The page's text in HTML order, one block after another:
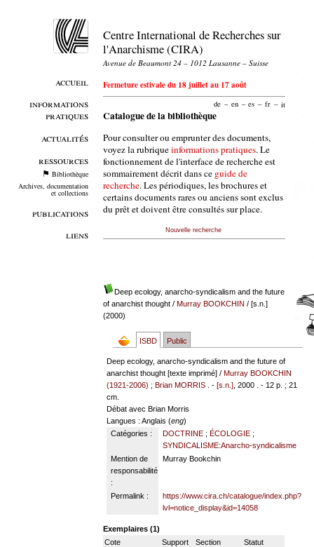
accueil
informations
pratiques
actualités
ressources
Bibliothèque
Archives, documentation
et collections
publications
liens
Centre International de Recherches sur
l'Anarchisme (CIRA)
Avenue de Beaumont 24 – 1012 Lausanne – Suisse
Fermeture estivale du 18 juillet au 17 août
de – en – es – fr – it
Catalogue de la bibliothèque
Pour consulter ou emprunter des documents,
voyez la rubriqueinformations pratiques. Le
fonctionnement de l'interface de recherche est
sommairement décrit dans ce guide de
recherche. Les périodiques, les brochures et
certains documents rares ou anciens sont exclus
du prêt et doivent être consultés sur place.
Nouvelle recherche
Deep ecology, anarcho-syndicalism and the future
of anarchist thought/ Murray BOOKCHIN / [s.n.]
(2000)
ISBD Public
Deep ecology, anarcho-syndicalism and the future of
anarchist thought [texte imprimé] /Murray BOOKCHIN
(1921-2006) ;Brian MORRIS . -[s.n.] , 2000 . - 12 p. ; 21
cm.
Débat avec Brian Morris
Langues : Anglais (eng)
Catégories :
DOCTRINE; ÉCOLOGIE;
SYNDICALISME:Anarcho-syndicalisme
Mention de
responsabilité
:
Murray Bookchin
Permalink :
https://www.cira.ch/catalogue/index.php?
lvl=notice_display&id=14058
Exemplaires (1)
Cote
Support Section
Statut